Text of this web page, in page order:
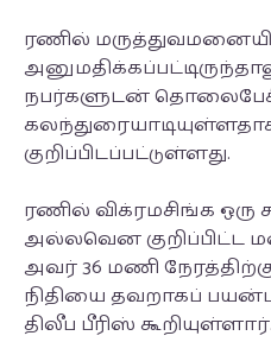
ரணில்
நபர்களுடன்
குறிப்பிடப்பட்டுள்ளது.
ரணில் விக்ரமசிங்க
அல்லவென குறிப்பிட்ட
அவர் 36 மணி
நிதியை தவறாகப்
திலீப பீரிஸ் கூறியுள்ளார்.